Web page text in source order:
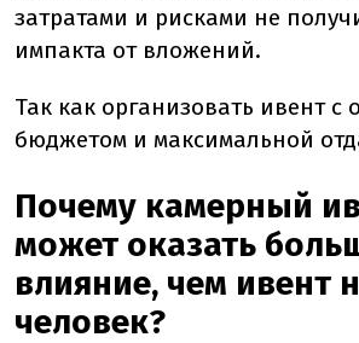
затратами и рисками не
импакта от вложений.
Так как организовать ивент
бюджетом и максимальной
Почему камерный
может оказать
влияние, чем ивент
человек?